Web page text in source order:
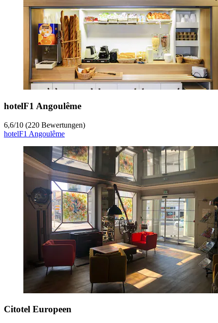
hotelF1 Angoulême
6,6/10 (220 Bewertungen)
hotelF1 Angoulême
Citotel Europeen